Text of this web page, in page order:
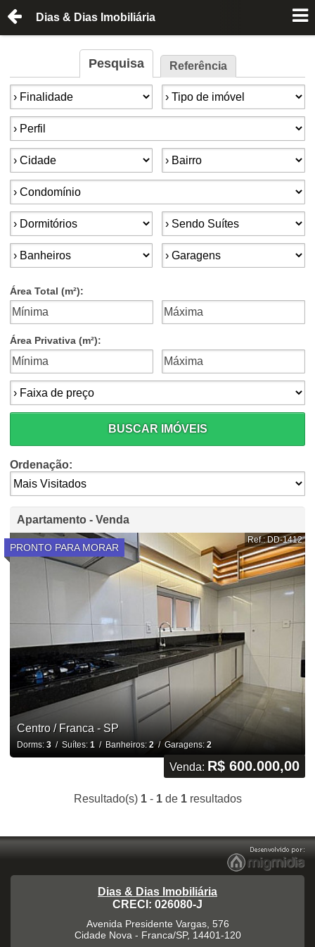
Dias & Dias Imobiliária
Pesquisa Referência
Finalidade: Tipo de imóvel:
Perfil:
Cidade: Bairro:
Condomínios:
Dormitórios: Suítes:
Banheiros: Garagens:
Área Total (m²):
Área Privativa (m²):
Faixa de preço:
BUSCAR IMÓVEIS
Ordenação:
Apartamento - Venda
PRONTO PARA MORAR
Ref.: DD-1412
Centro / Franca - SP
Dorms: 3/ Suítes: 1/ Banheiros: 2/ Garagens: 2
Venda: R$ 600.000,00
Resultado(s) 1- 1de 1resultados
Dias & Dias Imobiliária
CRECI: 026080-J
Avenida Presidente Vargas, 576
Cidade Nova - Franca/SP, 14401-120